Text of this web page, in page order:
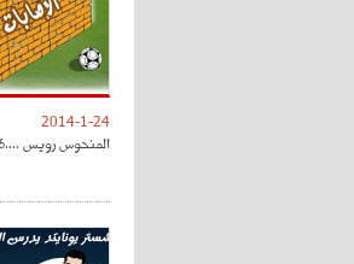
2014-1-24
المنحوس رويس ....6 إصابات في 9 أشهر